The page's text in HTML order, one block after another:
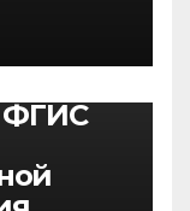
ФГИС